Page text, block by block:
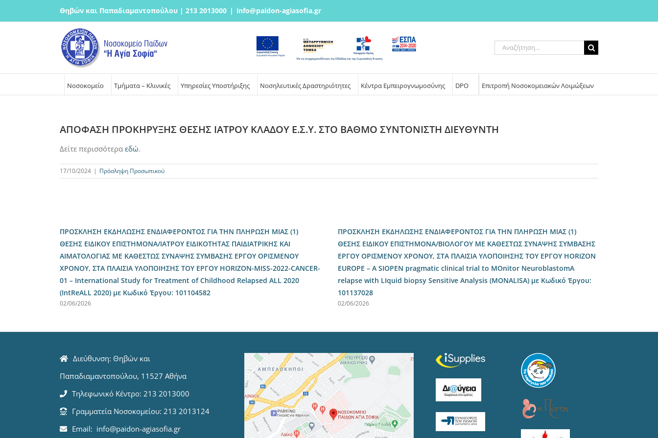
Θηβών και Παπαδιαμαντοπούλου | 213 2013000 | info@paidon-agiasofia.gr
Αναζήτηση
για:
Νοσοκομείο Τμήματα – Κλινικές Υπηρεσίες Υποστήριξης Νοσηλευτικές Δραστηριότητες Κέντρα Εμπειρογνωμοσύνης DPO Επιτροπή Νοσοκομειακών Λοιμώξεων
ΑΠΟΦΑΣΗ ΠΡΟΚΗΡΥΞΗΣ ΘΕΣΗΣ ΙΑΤΡΟΥ ΚΛΑΔΟΥ Ε.Σ.Υ. ΣΤΟ ΒΑΘΜΟ ΣΥΝΤΟΝΙΣΤΗ ΔΙΕΥΘΥΝΤΗ
Δείτε περισσότερα εδώ.
17/10/2024 | Πρόσληψη Προσωπικού
ΠΡΟΣΚΛΗΣΗ ΕΚΔΗΛΩΣΗΣ ΕΝΔΙΑΦΕΡΟΝΤΟΣ ΓΙΑ ΤΗΝ ΠΛΗΡΩΣΗ ΜΙΑΣ (1)
ΘΕΣΗΣ ΕΙΔΙΚΟΥ ΕΠΙΣΤΗΜΟΝΑ/ΙΑΤΡΟΥ ΕΙΔΙΚΟΤΗΤΑΣ ΠΑΙΔΙΑΤΡΙΚΗΣ ΚΑΙ
ΑΙΜΑΤΟΛΟΓΙΑΣ ME ΚΑΘΕΣΤΩΣ ΣΥΝΑΨΗΣ ΣΥΜΒΑΣΗΣ ΕΡΓΟΥ ΟΡΙΣΜΕΝΟΥ
ΧΡΟΝΟΥ, ΣΤΑ ΠΛΑΙΣΙΑ ΥΛΟΠΟΙΗΣΗΣ ΤΟΥ ΕΡΓΟΥ HORIZON-MISS-2022-CANCER-
01 – International Study for Treatment of Childhood Relapsed ALL 2020
(IntReALL 2020) με Κωδικό Έργου: 101104582
02/06/2026
ΠΡΟΣΚΛΗΣΗ ΕΚΔΗΛΩΣΗΣ ΕΝΔΙΑΦΕΡΟΝΤΟΣ ΓΙΑ ΤΗΝ ΠΛΗΡΩΣΗ ΜΙΑΣ (1)
ΘΕΣΗΣ ΕΙΔΙΚΟΥ ΕΠΙΣΤΗΜΟΝΑ/ΒΙΟΛΟΓΟΥ ME ΚΑΘΕΣΤΩΣ ΣΥΝΑΨΗΣ ΣΥΜΒΑΣΗΣ
ΕΡΓΟΥ ΟΡΙΣΜΕΝΟΥ ΧΡΟΝΟΥ, ΣΤΑ ΠΛΑΙΣΙΑ ΥΛΟΠΟΙΗΣΗΣ ΤΟΥ ΕΡΓΟΥ HORIZON
EUROPE – A SIOPEN pragmatic clinical trial to MOnitor NeuroblastomA
relapse with LIquid biopsy Sensitive Analysis (MΟNALISA) με Κωδικό Έργου:
101137028
02/06/2026
Διεύθυνση: Θηβών και
Παπαδιαμαντοπούλου, 11527 Αθήνα
Τηλεφωνικό Κέντρο: 213 2013000
Γραμματεία Νοσοκομείου: 213 2013124
Email: info@paidon-agiasofia.gr